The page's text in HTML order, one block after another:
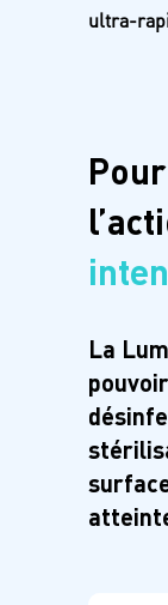
ultra-
La